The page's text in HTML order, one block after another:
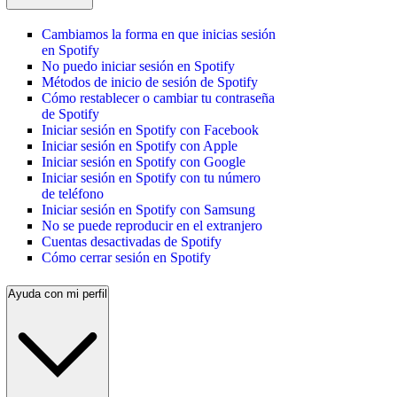
Cambiamos la forma en que inicias sesión
en Spotify
No puedo iniciar sesión en Spotify
Métodos de inicio de sesión de Spotify
Cómo restablecer o cambiar tu contraseña
de Spotify
Iniciar sesión en Spotify con Facebook
Iniciar sesión en Spotify con Apple
Iniciar sesión en Spotify con Google
Iniciar sesión en Spotify con tu número
de teléfono
Iniciar sesión en Spotify con Samsung
No se puede reproducir en el extranjero
Cuentas desactivadas de Spotify
Cómo cerrar sesión en Spotify
Ayuda con mi perfil